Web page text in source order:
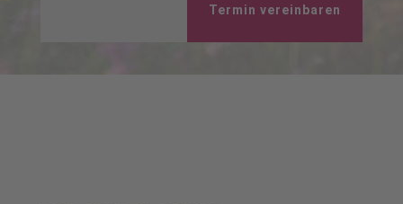
Termin vereinbaren